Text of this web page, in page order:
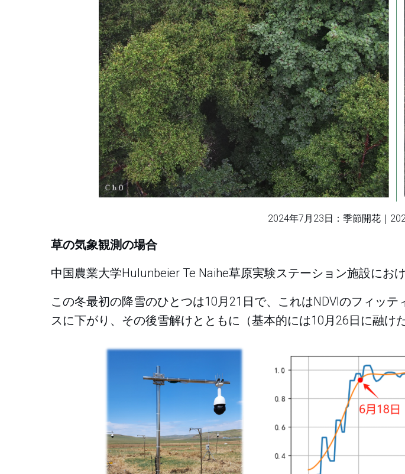
2024年7月23日：季節開花｜
草の気象観測の場合
中国農業大学Hulunbeier Te Naihe草原実験ステーション施設にお
この冬最初の降雪のひとつは10月21日で、これはNDVIのフィッ
スに下がり、その後雪解けとともに（基本的には10月26日に融け